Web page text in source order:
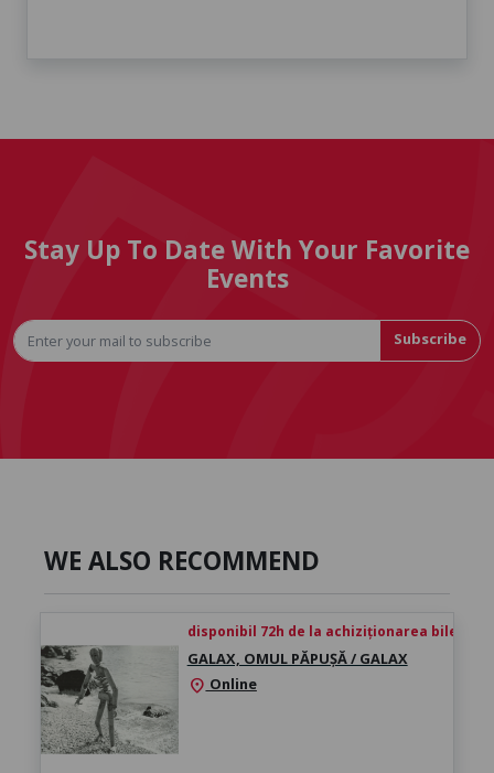
Stay Up To Date With Your Favorite
Events
Subscribe
WE ALSO RECOMMEND
disponibil 72h de la achiziționarea biletului
GALAX, OMUL PĂPUȘĂ / GALAX
location_on Online